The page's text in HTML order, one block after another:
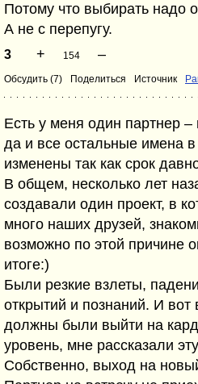
Потому что выбирать надо
А не с перепугу.
3 + 154 –
Обсудить (7) Поделиться Источник
Есть у меня один партнер –
да и все остальные имена в
изменены так как срок
В общем, несколько лет
создавали один проект, в
много наших друзей,
возможно по этой причине
итоге:)
Были резкие взлеты,
открытий и познаний. И
должны были выйти на
уровень, мне рассказали
Собственно, выход на